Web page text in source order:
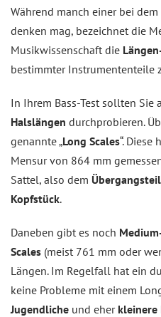
Während manch einer bei dem
denken mag, bezeichnet die
Musikwissenschaft die
bestimmter Instrumententeile
In Ihrem Bass-Test sollten
Halslängen durchprobieren.
genannte „Long Scales“.
Mensur von 864 mm
Sattel, also dem Übergangsteil
Kopfstück.
Daneben gibt es noch
Scales (meist 761 mm oder
Längen. Im Regelfall hat ein
keine Probleme mit einem
Jugendliche und eher kleinere